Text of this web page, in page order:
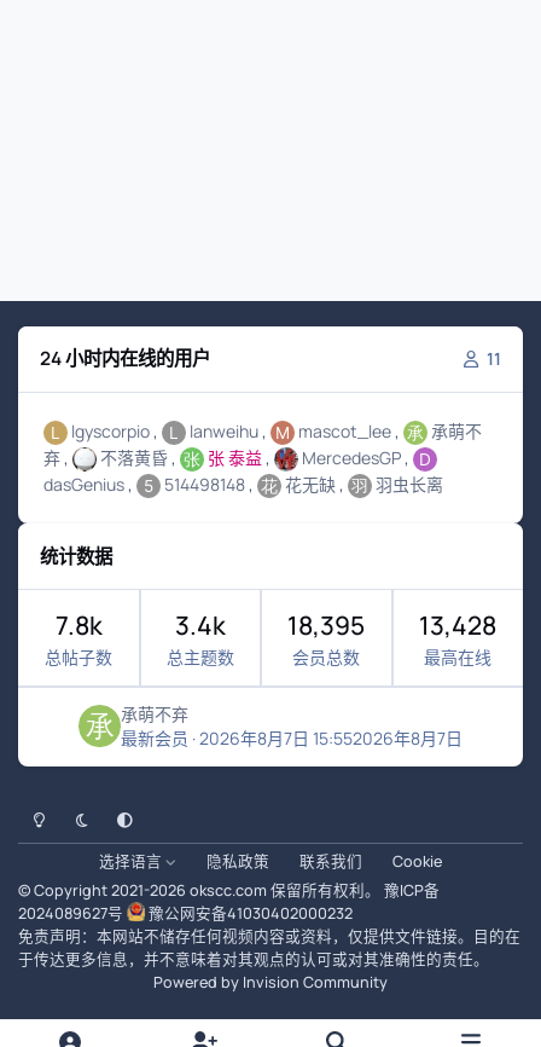
24 小时内在线的用户 11
lgyscorpio lanweihu mascot_lee
承萌不
弃
不落黄昏 张 泰益
MercedesGP
dasGenius
514498148 花无缺 羽虫长离
统计数据
7.8k
总帖子数
3.4k
总主题数
18,395
会员总数
13,428
最高在线
承萌不弃
最新会员 ·2026年8月7日 15:552026年8月7日
浅色模式黑暗模式系统偏好
选择语言 隐私政策 联系我们
Cookie
© Copyright 2021-2026 okscc.com 保留所有权利。 豫ICP备
2024089627号
豫公网安备41030402000232
免责声明：本网站不储存任何视频内容或资料，仅提供文件链接。目的在
于传达更多信息，并不意味着对其观点的认可或对其准确性的责任。
Powered by Invision Community